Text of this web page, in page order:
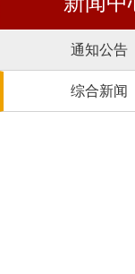
通知公告
综合新闻